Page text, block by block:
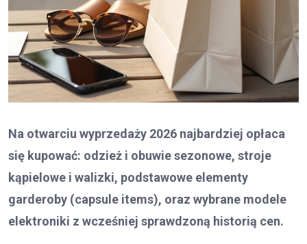
Na otwarciu wyprzedaży 2026 najbardziej opłaca
się kupować: odzież i obuwie sezonowe, stroje
kąpielowe i walizki, podstawowe elementy
garderoby (capsule items), oraz wybrane modele
elektroniki z wcześniej sprawdzoną historią cen.